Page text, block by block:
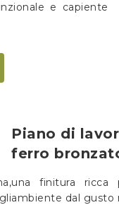
e capiente
Piano di
ferro
una finitura ricca
ambiente dal gusto